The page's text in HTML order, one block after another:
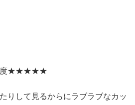
★★★★★
りして見るからにラブラブなカッ